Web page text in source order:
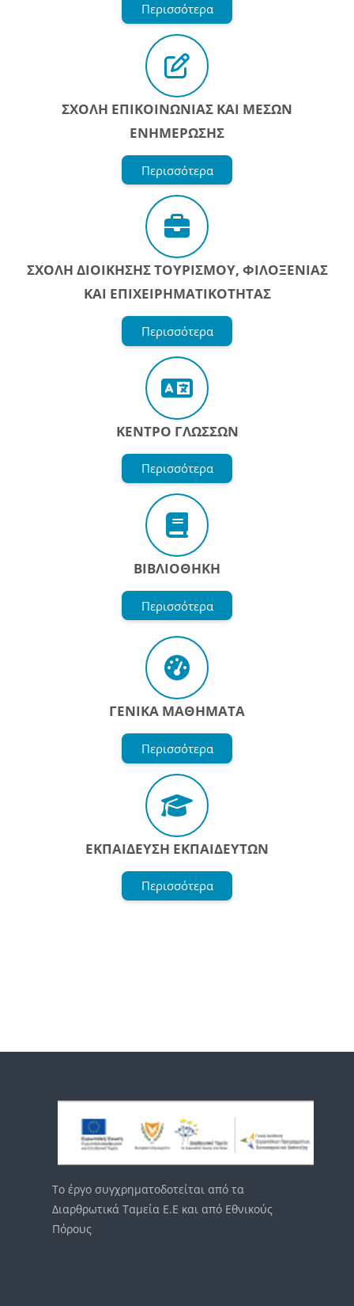
Περισσότερα
ΣΧΟΛΗ ΕΠΙΚΟΙΝΩΝΙΑΣ ΚΑΙ ΜΕΣΩΝ
ΕΝΗΜΕΡΩΣΗΣ
Περισσότερα
ΣΧΟΛΗ ΔΙΟΙΚΗΣΗΣ ΤΟΥΡΙΣΜΟΥ, ΦΙΛΟΞΕΝΙΑΣ
ΚΑΙ ΕΠΙΧΕΙΡΗΜΑΤΙΚΟΤΗΤΑΣ
Περισσότερα
ΚΕΝΤΡΟ ΓΛΩΣΣΩΝ
Περισσότερα
ΒΙΒΛΙΟΘΗΚΗ
Περισσότερα
ΓΕΝΙΚΑ ΜΑΘΗΜΑΤΑ
Περισσότερα
ΕΚΠΑΙΔΕΥΣΗ ΕΚΠΑΙΔΕΥΤΩΝ
Περισσότερα
Το έργο συγχρηματοδοτείται από τα
Διαρθρωτικά Ταμεία Ε.Ε και από Εθνικούς
Πόρους